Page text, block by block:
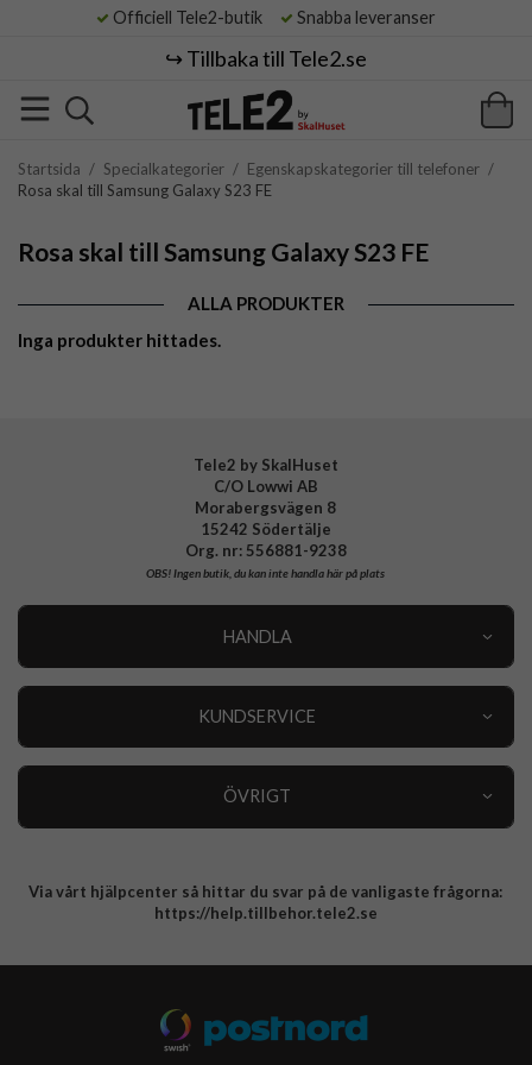
Officiell Tele2-butik Snabba leveranser
↪️ Tillbaka till Tele2.se
Startsida / Specialkategorier / Egenskapskategorier till telefoner /
Rosa skal till Samsung Galaxy S23 FE
Rosa skal till Samsung Galaxy S23 FE
ALLA PRODUKTER
Inga produkter hittades.
Tele2 by SkalHuset
C/O Lowwi AB
Morabergsvägen 8
15242 Södertälje
Org. nr: 556881-9238
OBS!Ingen butik, du kan inte handla här på plats
HANDLA
KUNDSERVICE
ÖVRIGT
Integritetspolicy
Via vårt hjälpcenter så hittar du svar på de vanligaste frågorna:
https://help.tillbehor.tele2.se